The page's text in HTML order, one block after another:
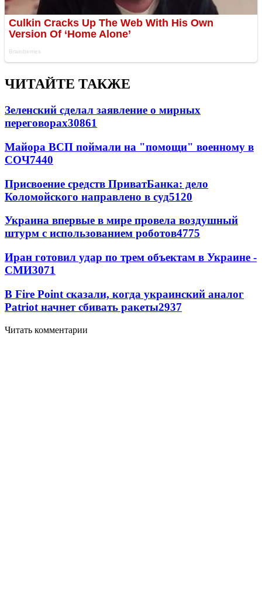
ЧИТАЙТЕ ТАКЖЕ
Зеленский сделал заявление о мирных
переговорах30861
Майора ВСП поймали на "помощи" военному в
СОЧ7440
Присвоение средств ПриватБанка: дело
Коломойского направлено в суд5120
Украина впервые в мире провела воздушный
штурм с использованием роботов4775
Иран готовил удар по трем объектам в Украине -
СМИ3071
В Fire Point сказали, когда украинский аналог
Patriot начнет сбивать ракеты2937
Читать комментарии